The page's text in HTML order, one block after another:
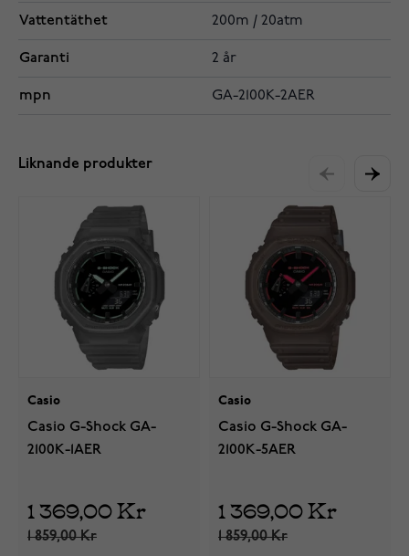
Vattentäthet 200m / 20atm
Garanti 2 år
mpn GA-2100K-2AER
Liknande produkter
Casio
Casio G-Shock GA-
2100K-1AER
1 369,00 Kr
1 859,00 Kr
Casio
Casio G-Shock GA-
2100K-5AER
1 369,00 Kr
1 859,00 Kr